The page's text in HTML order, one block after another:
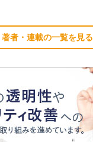
著者・連載の一覧を見る